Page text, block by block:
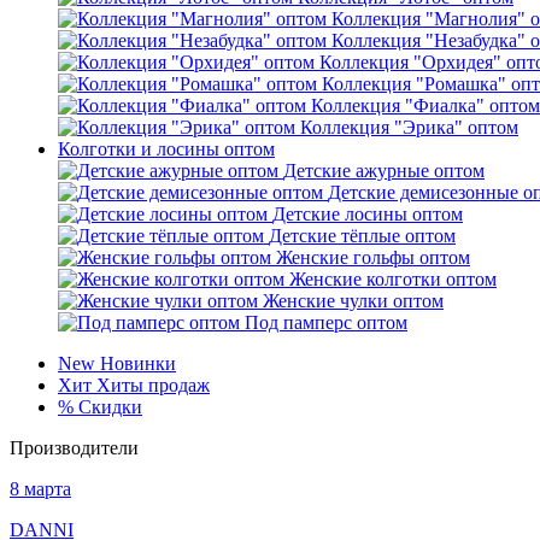
Коллекция "Магнолия"
Коллекция "Незабудка"
Коллекция "Орхидея"
Коллекция "Ромашка"
Коллекция "Фиалка" оптом
Коллекция "Эрика" оптом
Колготки и лосины оптом
Детские ажурные оптом
Детские демисезонные
Детские лосины оптом
Детские тёплые оптом
Женские гольфы оптом
Женские колготки оптом
Женские чулки оптом
Под памперс оптом
New Новинки
Хит Хиты продаж
% Скидки
Производители
8 марта
DANNI